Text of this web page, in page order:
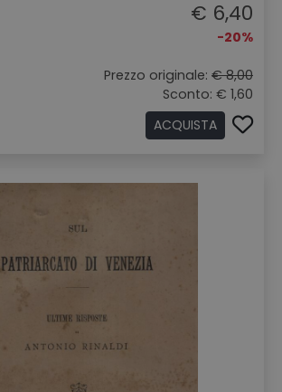
€ 6,40
-20%
Prezzo originale: € 8,00
Sconto: € 1,60
ACQUISTA